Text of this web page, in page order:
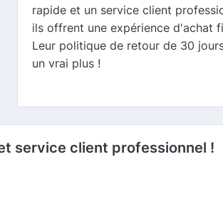
rapide et un service client
ils offrent une expérience d'achat
Leur politique de retour de 30
un vrai plus !
service client professionnel !